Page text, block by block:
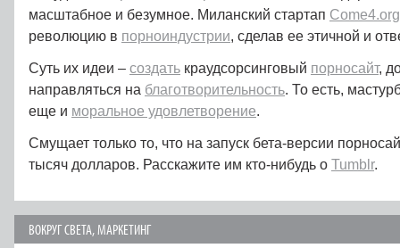
масштабное и безумное. Миланский стартап Come4.org
революцию в порноиндустрии, сделав ее этичной и
Суть их идеи – создать краудсорсинговый порносайт,
направляться на благотворительность. То есть,
еще и моральное удовлетворение.
Смущает только то, что на запуск бета-версии
тысяч долларов. Расскажите им кто-нибудь о Tumblr.
ВОКРУГ СВЕТА,МАРКЕТИНГ